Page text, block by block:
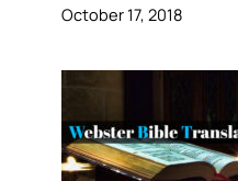
October 17, 2018